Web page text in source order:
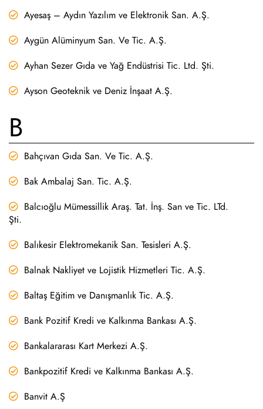
Ayesaş – Aydın Yazılım ve Elektronik San. A.Ş.
Aygün Alüminyum San. Ve Tic. A.Ş.
Ayhan Sezer Gıda ve Yağ Endüstrisi Tic. Ltd. Şti.
Ayson Geoteknik ve Deniz İnşaat A.Ş.
B
Bahçıvan Gıda San. Ve Tic. A.Ş.
Bak Ambalaj San. Tic. A.Ş.
Balcıoğlu Mümessillik Araş. Tat. İnş. San ve Tic. LTd.
Şti.
Balıkesir Elektromekanik San. Tesisleri A.Ş.
Balnak Nakliyet ve Lojistik Hizmetleri Tic. A.Ş.
Baltaş Eğitim ve Danışmanlık Tic. A.Ş.
Bank Pozitif Kredi ve Kalkınma Bankası A.Ş.
Bankalararası Kart Merkezi A.Ş.
Bankpozitif Kredi ve Kalkınma Bankası A.Ş.
Banvit A.Ş